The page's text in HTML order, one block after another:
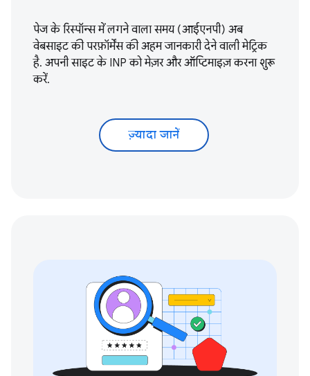
पेज के रिस्पॉन्स में लगने वाला समय (आईएनपी) अब
वेबसाइट की परफ़ॉर्मेंस की अहम जानकारी देने वाली मेट्रिक
है. अपनी साइट के INP कोमेज़र और ऑप्टिमाइज़ करना शुरू
करें.
ज़्यादा जानें